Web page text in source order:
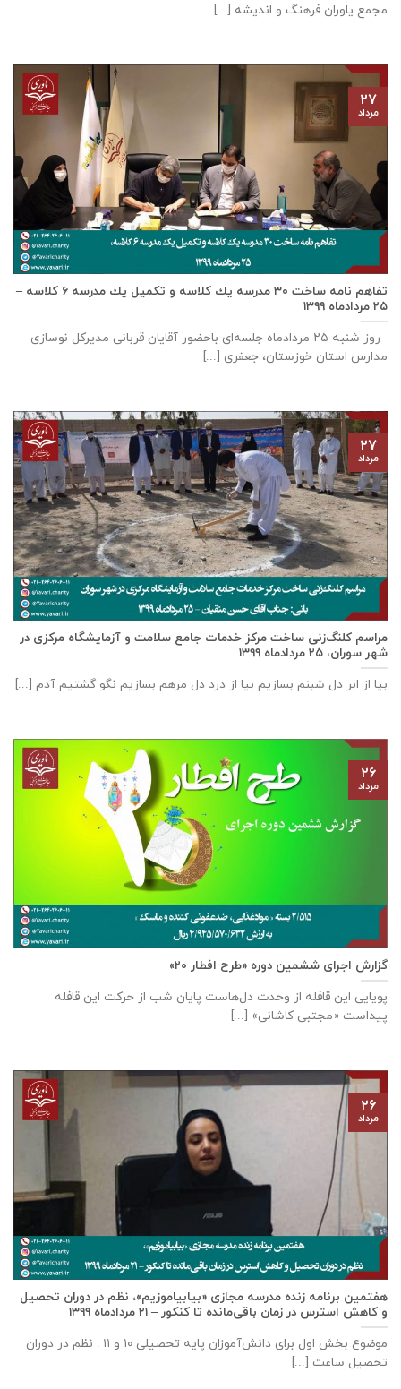
مجمع یاوران فرهنگ و اندیشه [...]
تفاهم نامه ساخت ٣٠ مدرسه يك كلاسه و تكميل يك مدرسه ٦ كلاسه –
۲۵ مردادماه ۱۳۹۹
روز شنبه ۲۵ مردادماه جلسه‌ای باحضور آقايان قربانی مديركل نوسازی
مدارس استان خوزستان، جعفری [...]
۲۷
مرداد
مراسم کلنگ‌زنی ساخت مرکز خدمات جامع سلامت و آزمایشگاه مرکزی در
شهر سوران، ۲۵ مردادماه ۱۳۹۹
بیا از ابر دل شبنم بسازیم بیا از درد دل مرهم بسازیم نگو گشتیم آدم [...]
۲۷
مرداد
گزارش اجرای ششمین دوره «طرح افطار ۲۰»
پویایی این قافله از وحدت دل‌هاست پایان شب از حرکت این قافله
پیداست «مجتبی کاشانی» [...]
۲۶
مرداد
هفتمین برنامه زنده مدرسه مجازی «بیابیاموزیم»، نظم در دوران تحصیل
و کاهش استرس در زمان باقی‌مانده تا کنکور – ۲۱ مردادماه ۱۳۹۹
موضوع بخش اول برای دانش‌آموزان پایه تحصیلی ۱۰ و ۱۱ : نظم در دوران
تحصیل ساعت [...]
۲۶
مرداد